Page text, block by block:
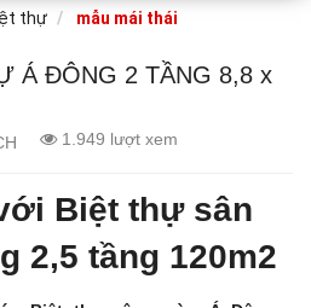
thự mẫu mái thái
Á ĐÔNG 2 TẦNG 8,8 x
1.949 lượt xem
Biệt thự sân
2,5 tầng 120m2